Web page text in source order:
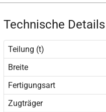
Technische Details
Teilung (t)
Breite
Fertigungsart
Zugträger